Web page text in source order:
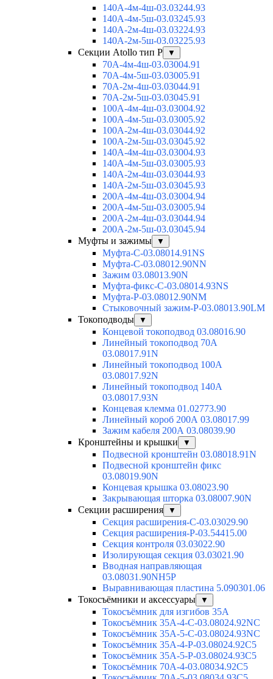
140А-4м-4ш-03.03244.93
140А-4м-5ш-03.03245.93
140А-2м-4ш-03.03224.93
140А-2м-5ш-03.03225.93
Секции Atollo тип Р
▼
70А-4м-4ш-03.03004.91
70А-4м-5ш-03.03005.91
70А-2м-4ш-03.03044.91
70А-2м-5ш-03.03045.91
100А-4м-4ш-03.03004.92
100А-4м-5ш-03.03005.92
100А-2м-4ш-03.03044.92
100А-2м-5ш-03.03045.92
140А-4м-4ш-03.03004.93
140А-4м-5ш-03.03005.93
140А-2м-4ш-03.03044.93
140А-2м-5ш-03.03045.93
200А-4м-4ш-03.03004.94
200А-4м-5ш-03.03005.94
200А-2м-4ш-03.03044.94
200А-2м-5ш-03.03045.94
Муфты и зажимы
▼
Муфта-С-03.08014.91NS
Муфта-С-03.08012.90NN
Зажим 03.08013.90N
Муфта-фикс-С-03.08014.93NS
Муфта-Р-03.08012.90NM
Стыковочный зажим-Р-03.08013.90LM
Токоподводы
▼
Концевой токоподвод 03.08016.90
Линейный токоподвод 70А
03.08017.91N
Линейный токоподвод 100А
03.08017.92N
Линейный токоподвод 140А
03.08017.93N
Концевая клемма 01.02773.90
Линейный короб 200А 03.08017.99
Зажим кабеля 200А 03.08039.90
Кронштейны и крышки
▼
Подвесной кронштейн 03.08018.91N
Подвесной кронштейн фикс
03.08019.90N
Концевая крышка 03.08023.90
Закрывающая шторка 03.08007.90N
Секции расширения
▼
Секция расширения-С-03.03029.90
Секция расширения-Р-03.54415.00
Секция контроля 03.03022.90
Изолирующая секция 03.03021.90
Вводная направляющая
03.08031.90NH5P
Выравнивающая пластина 5.090301.06
Токосъёмники и аксессуары
▼
Токосъёмник для изгибов 35А
Токосъёмник 35А-4-С-03.08024.92NC
Токосъёмник 35А-5-С-03.08024.93NC
Токосъёмник 35А-4-Р-03.08024.92C5
Токосъёмник 35А-5-Р-03.08024.93C5
Токосъёмник 70А-4-03.08034.92C5